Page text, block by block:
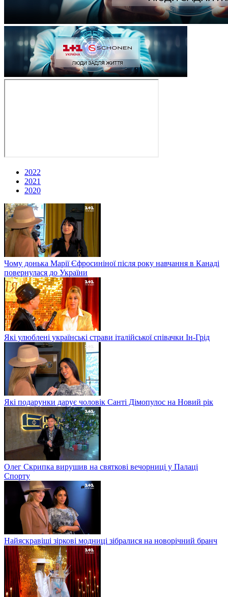
2022
2021
2020
Чому донька Марії Єфросиніної після року навчання в Канаді
повернулася до України
Які улюблені українські страви італійської співачки Ін-Грід
Які подарунки дарує чоловік Санті Дімопулос на Новий рік
Олег Скрипка вирушив на святкові вечорниці у Палаці
Спорту
Найяскравіші зіркові модниці зібралися на новорічний бранч